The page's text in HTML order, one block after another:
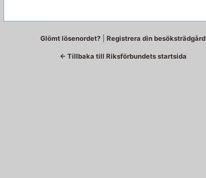
Glömt lösenordet? Registrera din besöksträdgård
← Tillbaka till Riksförbundets startsida